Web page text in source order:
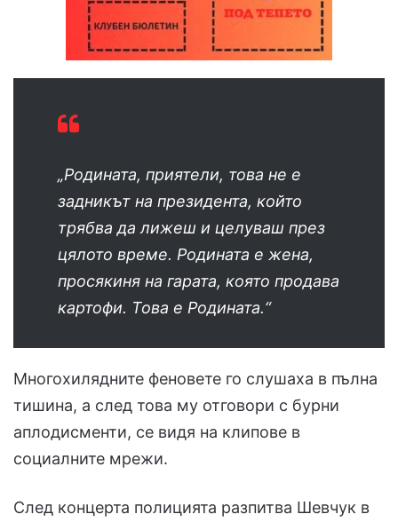
„Родината, приятели, това не е
задникът на президента, който
трябва да лижеш и целуваш през
цялото време. Родината е жена,
просякиня на гарата, която продава
картофи. Това е Родината.“
Многохилядните феновете го слушаха в пълна
тишина, а след това му отговори с бурни
аплодисменти, се видя на клипове в
социалните мрежи.
След концерта полицията разпитва Шевчук в